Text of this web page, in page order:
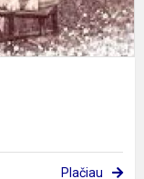
Plačiau